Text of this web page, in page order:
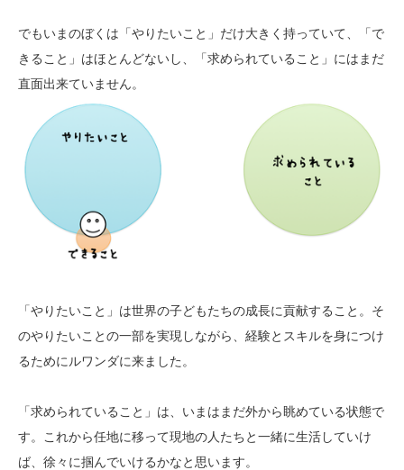
でもいまのぼくは「やりたいこと」だけ大きく持っていて、「で
きること」はほとんどないし、「求められていること」にはまだ
直面出来ていません。
「やりたいこと」は世界の子どもたちの成長に貢献すること。そ
のやりたいことの一部を実現しながら、経験とスキルを身につけ
るためにルワンダに来ました。
「求められていること」は、いまはまだ外から眺めている状態で
す。これから任地に移って現地の人たちと一緒に生活していけ
ば、徐々に掴んでいけるかなと思います。